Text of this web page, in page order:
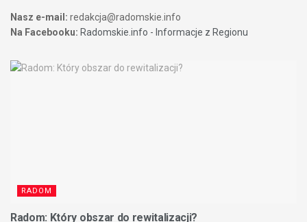
Nasz e-mail: redakcja@radomskie.info
Na Facebooku: Radomskie.info - Informacje z Regionu
RADOM
Radom: Który obszar do rewitalizacji?